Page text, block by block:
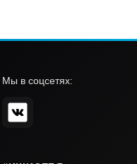
Мы в соцсетях: